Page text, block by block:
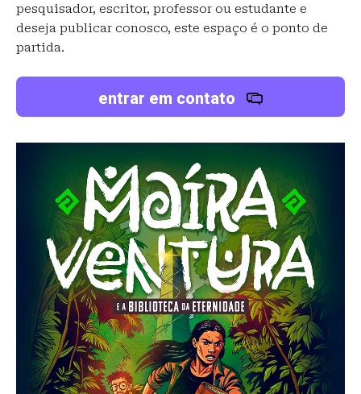
pesquisador, escritor, professor ou estudante e
deseja publicar conosco, este espaço é o ponto de
partida.
entrar em contato